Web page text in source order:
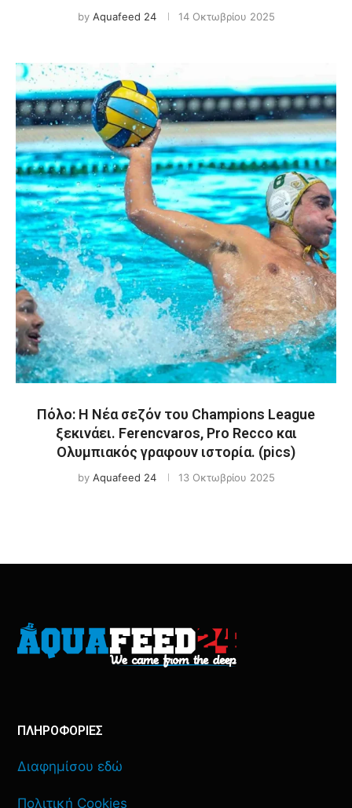
by Aquafeed 24 14 Οκτωβρίου 2025
Πόλο: Η Νέα σεζόν του Champions League
ξεκινάει. Ferencvaros, Pro Recco και
Ολυμπιακός γραφουν ιστορία. (pics)
by Aquafeed 24 13 Οκτωβρίου 2025
ΠΛΗΡΟΦΟΡΙΕΣ
Διαφημίσου εδώ
Πολιτική Cookies